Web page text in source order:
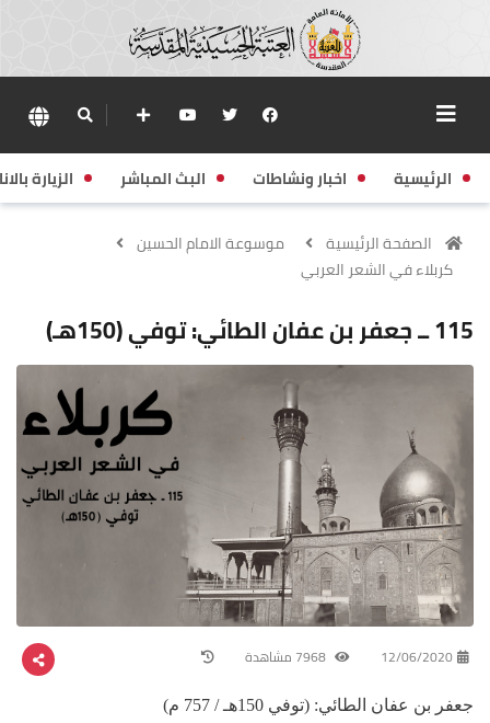
الرئيسية اخبار ونشاطات البث المباشر الزيارة
الصفحة الرئيسية
موسوعة الامام الحسين
كربلاء في الشعر العربي
115 ــ جعفر بن عفان الطائي: توفي (150هـ)
12/06/2020
جعفر بن عفان الطائي: (توفي 150هـ / 757 م)